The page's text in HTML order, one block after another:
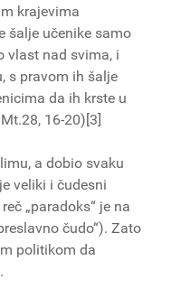
krajevima
šalje učenike samo
vlast nad svima, i
s pravom ih šalje
da ih krste u
16-20)[3]
a dobio svaku
veliki i čudesni
„paradoks“ je na
čudo“). Zato
politikom da